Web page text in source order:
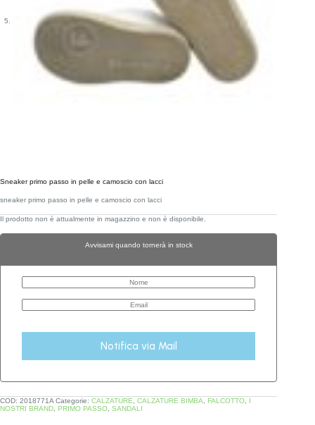
Sneaker primo passo in pelle e camoscio con lacci
sneaker primo passo in pelle e camoscio con lacci
Il prodotto non è attualmente in magazzino e non è disponibile.
Avvisami quando tornerà in stock
Notifica via Mail
COD: 2018771A Categorie: CALZATURE CALZATURE BIMBA FALCOTTO
I
NOSTRI BRAND PRIMO PASSO SANDALI